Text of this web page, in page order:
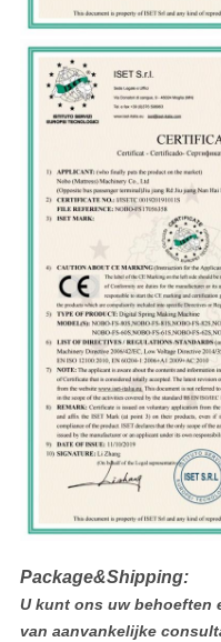
Package&Shipping:
U kunt ons uw behoeften
van aanvankelijke